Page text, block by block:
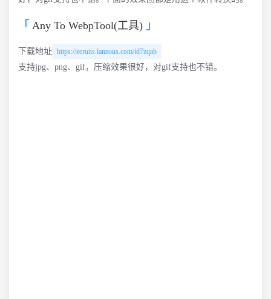
Any To WebpTool(工具)
下载地址 https://zeruns.lanzous.com/id7zqab
支持jpg、png、gif，压缩效果很好，对gif支持也不错。